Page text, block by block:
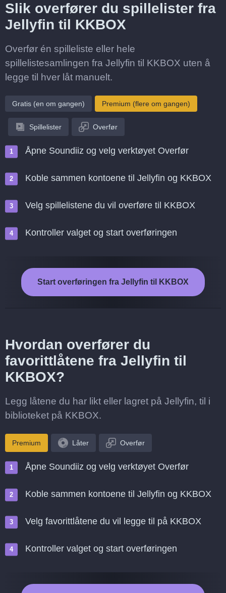
Slik overfører du spillelister fra
Jellyfin til KKBOX
Overfør én spilleliste eller hele
spillelistesamlingen fra Jellyfin til KKBOX uten å
legge til hver låt manuelt.
Gratis (en om gangen) Premium (flere om gangen)
Spillelister Overfør
Åpne Soundiiz og velg verktøyet Overfør
Koble sammen kontoene til Jellyfin og KKBOX
Velg spillelistene du vil overføre til KKBOX
Kontroller valget og start overføringen
Start overføringen fra Jellyfin til KKBOX
Hvordan overfører du
favorittlåtene fra Jellyfin til
KKBOX?
Legg låtene du har likt eller lagret på Jellyfin, til i
biblioteket på KKBOX.
Premium Låter Overfør
Åpne Soundiiz og velg verktøyet Overfør
Koble sammen kontoene til Jellyfin og KKBOX
Velg favorittlåtene du vil legge til på KKBOX
Kontroller valget og start overføringen